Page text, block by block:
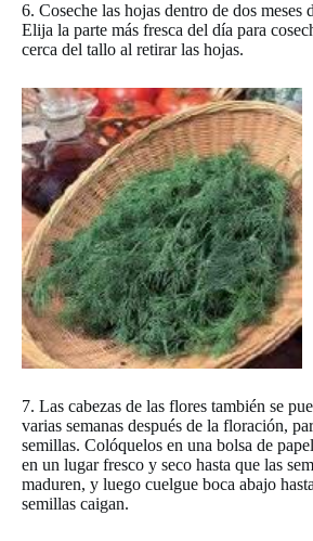
6. Coseche las hojas dentro de dos meses
Elija la parte más fresca del día para
cerca del tallo al retirar las hojas.
7. Las cabezas de las flores también se
varias semanas después de la floración,
semillas. Colóquelos en una bolsa de
en un lugar fresco y seco hasta que las
maduren, y luego cuelgue boca abajo
semillas caigan.